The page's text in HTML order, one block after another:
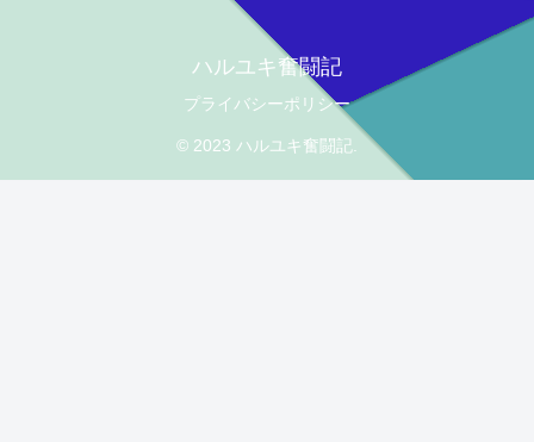
ハルユキ奮闘記
プライバシーポリシー
© 2023 ハルユキ奮闘記.